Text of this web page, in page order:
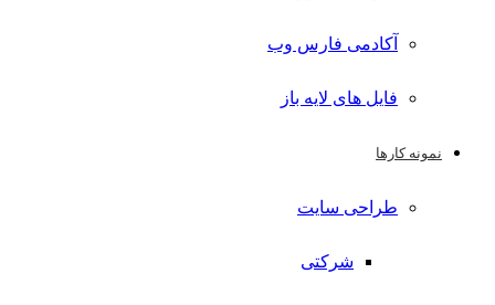
آکادمی فارس وب
فایل های لایه باز
نمونه کارها
طراحی سایت
شرکتی